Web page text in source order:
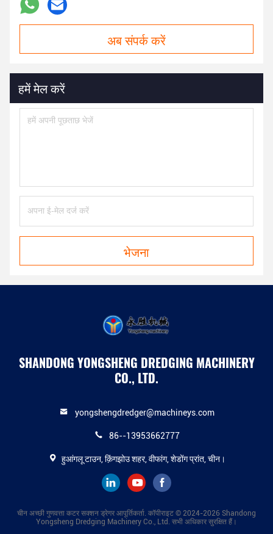
अब संपर्क करें
हमें मेल करें
भेजना
SHANDONG YONGSHENG DREDGING MACHINERY
CO., LTD.
yongshengdredger@machineys.com
86--13953662777
हुआंगलू टाउन, क़िंगझोउ शहर, वीफांग, शेडोंग प्रांत, चीन।
चीन अच्छी गुणवत्ता कटर सक्शन ड्रेगर आपूर्तिकर्ता. कॉपीराइट © 2024-2026 Shandong
Yongsheng Dredging Machinery Co., Ltd. सभी अधिकार सुरक्षित हैं।